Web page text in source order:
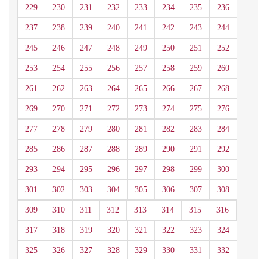
229 230 231 232 233 234 235 236
237 238 239 240 241 242 243 244
245 246 247 248 249 250 251 252
253 254 255 256 257 258 259 260
261 262 263 264 265 266 267 268
269 270 271 272 273 274 275 276
277 278 279 280 281 282 283 284
285 286 287 288 289 290 291 292
293 294 295 296 297 298 299 300
301 302 303 304 305 306 307 308
309 310 311 312 313 314 315 316
317 318 319 320 321 322 323 324
325 326 327 328 329 330 331 332